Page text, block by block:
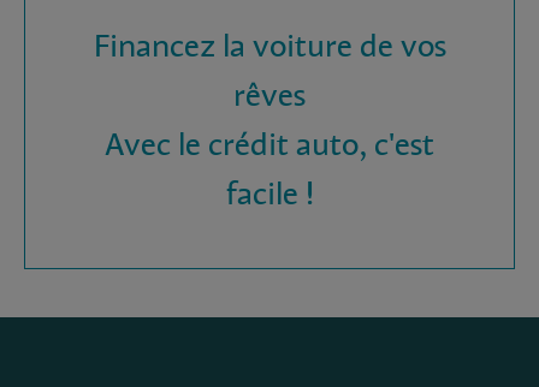
Financez la voiture de vos
rêves
Avec le crédit auto, c'est
facile !